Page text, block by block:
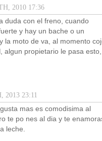
2010 17:36
duda con el freno, cuando
y hay un bache o un
la moto de va, al momento
algun propietario le pasa esto,
2013 23:11
mas es comodisima al
te po nes al dia y te
leche.